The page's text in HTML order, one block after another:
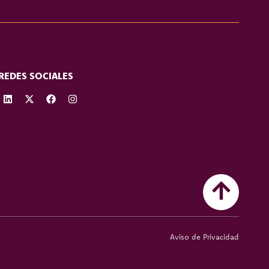
SOCIALES
Aviso de Privacidad